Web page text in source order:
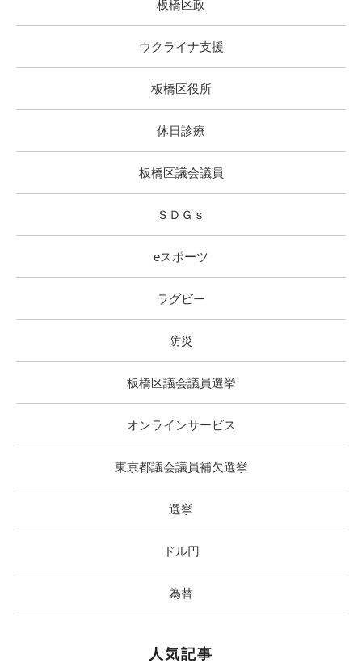
板橋区政
ウクライナ支援
板橋区役所
休日診療
板橋区議会議員
ＳＤＧｓ
eスポーツ
ラグビー
防災
板橋区議会議員選挙
オンラインサービス
東京都議会議員補欠選挙
選挙
ドル円
為替
人気記事